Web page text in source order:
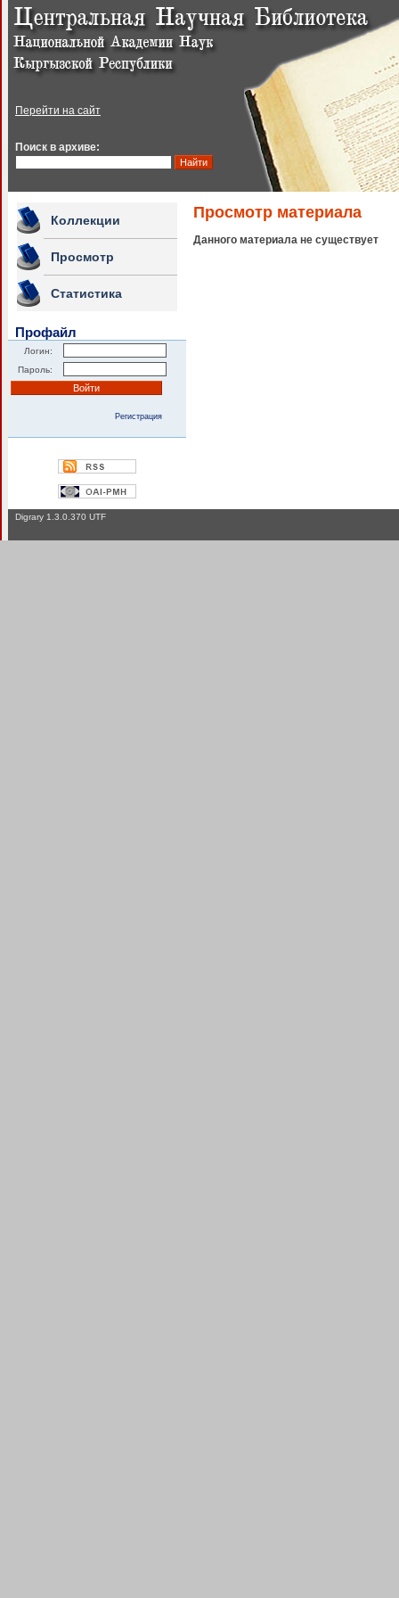
Перейти на сайт
Поиск в архиве:
Коллекции
Просмотр
Статистика
Профайл
Логин:
Пароль:
Регистрация
Просмотр материала
Данного материала не существует
Digrary 1.3.0.370 UTF